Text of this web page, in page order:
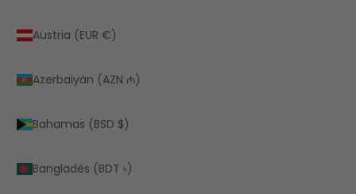
Austria (EUR €)
Azerbaiyán (AZN ₼)
Bahamas (BSD $)
Bangladés (BDT ৳)